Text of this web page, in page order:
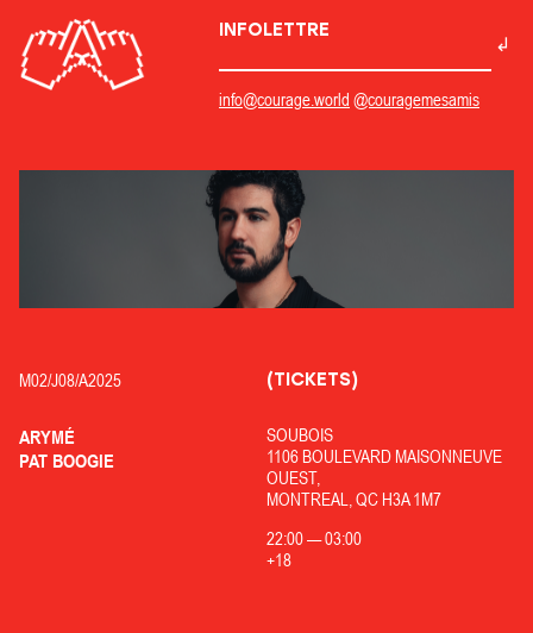
INFOLETTRE
info@courage.world @couragemesamis
M02/J08/A2025
ARYMÉ
PAT BOOGIE
SOUBOIS
1106 BOULEVARD MAISONNEUVE
OUEST,
MONTREAL, QC H3A 1M7
22:00—03:00
+18
(TICKETS)